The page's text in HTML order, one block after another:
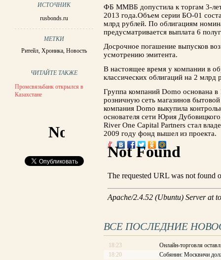
ИСТОЧНИК
rusbonds.ru
МЕТКИ
Ритейл,Хроника,Новость
ЧИТАЙТЕ ТАКЖЕ
Промсвязьбанк открылся в
Казахстане
ФБ ММВБ допустила к торгам 3-
2013 года.Объем серии БО-01
млрд рублей. По облигациям
предусматривается выплата 6
Досрочное погашение выпусков
усмотрению эмитента.
В настоящее время у компании в
классических облигаций на 2
Группа компаний Domo основана
розничную сеть магазинов
компания Domo выкупила
основателя сети Юрия
River One Capital Partners стал
2009 году фонд вышел из проекта.
ВСЕ ПОСЛЕДНИЕ
18:23
Онлайн-торговля
18:20
Собянин: Москвичи